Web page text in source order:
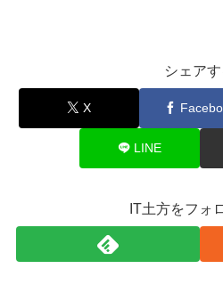
シェアす
X
LINE
IT土方をフォ